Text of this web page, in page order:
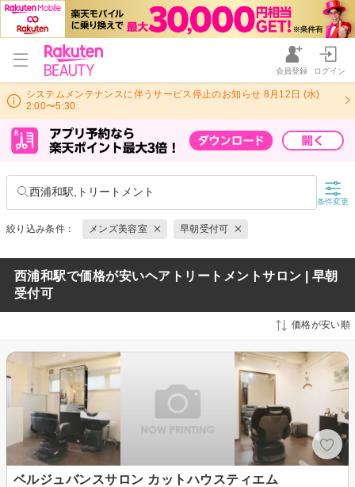
会員登録 ログイン
システムメンテナンスに伴うサービス停止のお知らせ 8月12日 (水)
2:00〜5:30
西浦和駅,トリートメント
条件変更
絞り込み条件： メンズ美容室 早朝受付可
西浦和駅で価格が安いヘアトリートメントサロン | 早朝
受付可
価格が安い順
ベルジュバンスサロン カットハウスティエム